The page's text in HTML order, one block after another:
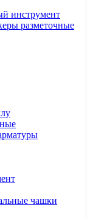
инструмент
разметочные
чашки